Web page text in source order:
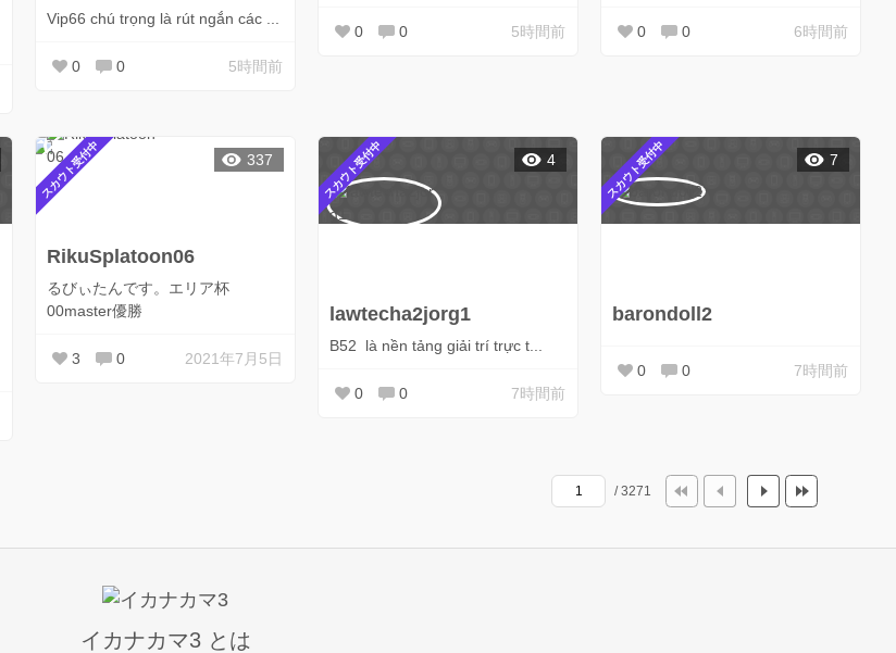
Vip66 chú trọng là rút ngắn các ...
0 0 5時間前
0 0 5時間前 0 0 6時間前
スカウト受付中
RikuSplatoon06
るびぃたんです。エリア杯
00master優勝
337
3 0 2021年7月5日
スカウト受付中
lawtecha2jorg1
B52 là nền tảng giải trí trực t...
4
0 0 7時間前
スカウト受付中
barondoll2
7
0 0 7時間前
/ 3271
イカナカマ3 とは